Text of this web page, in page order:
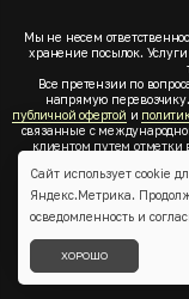
Мы не несем
хранение посылок.
Все претензии по
напрямую
публичной офертой и
связанные с
клиентом путем отметки
согласие клиента со
клиента спубличной
оформление заказа
услуг, клиент
выкупаемые товары по
семейных, домашних,
предпринимательской
Сайт использует cookie
Яндекс.Метрика.
осведомленность и
ХОРОШО